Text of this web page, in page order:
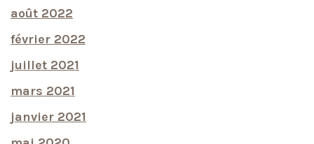
août 2022
février 2022
juillet 2021
mars 2021
janvier 2021